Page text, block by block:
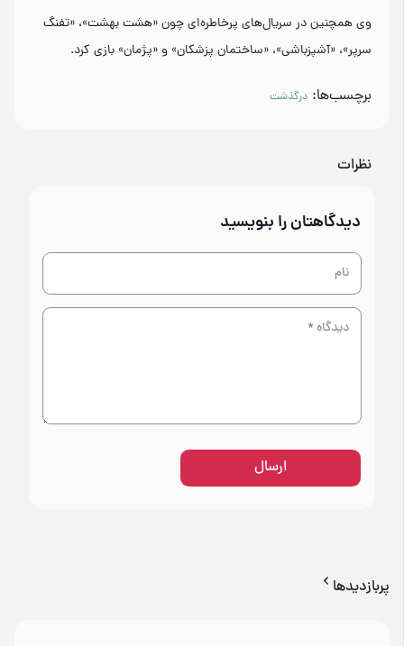
وی همچنین در سریال‌های پرخاطره‌ای چون «هشت بهشت»، «تفنگ
سرپر»، «آشپزباشی»، «ساختمان پزشکان» و «پژمان» بازی کرد.
برچسب‌ها: درگذشت
نظرات
دیدگاهتان را بنویسید
ارسال
پربازدیدها